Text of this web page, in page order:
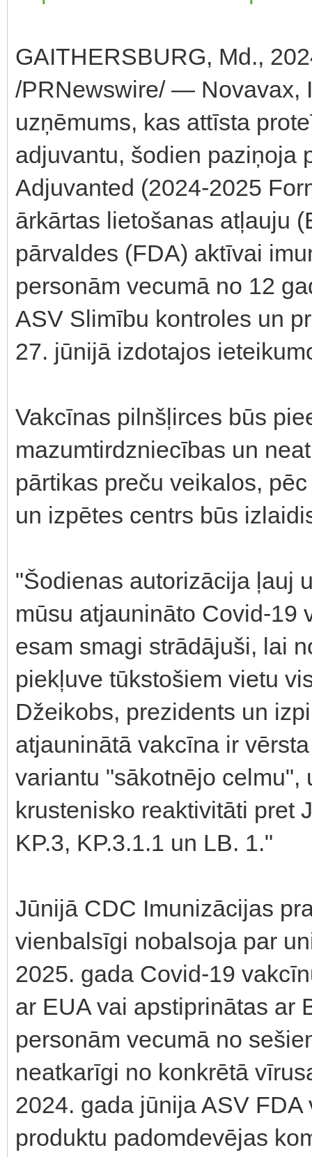
GAITHERSBURG, Md.,
/PRNewswire/ — Novavax,
uzņēmums, kas attīsta
adjuvantu, šodien paziņoja
Adjuvanted (2024-2025
ārkārtas lietošanas atļauju
pārvaldes (FDA) aktīvai
personām vecumā no 12
ASV Slimību kontroles un
27. jūnijā izdotajos
Vakcīnas pilnšļirces būs
mazumtirdzniecības un
pārtikas preču veikalos,
un izpētes centrs būs
"Šodienas autorizācija ļauj
mūsu atjaunināto Covid-19
esam smagi strādājuši, lai
piekļuve tūkstošiem vietu
Džeikobs, prezidents un
atjauninātā vakcīna ir
variantu "sākotnējo
krustenisko reaktivitāti pret
KP.3, KP.3.1.1 un LB. 1."
Jūnijā CDC Imunizācijas
vienbalsīgi nobalsoja par
2025. gada Covid-19
ar EUA vai apstiprinātas ar
personām vecumā no
neatkarīgi no konkrētā
2024. gada jūnija ASV
produktu padomdevējas